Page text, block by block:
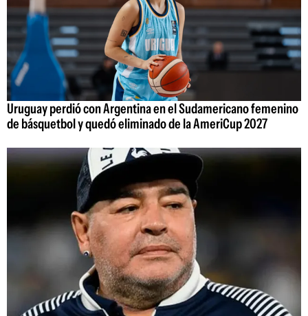
Uruguay perdió con Argentina en el Sudamericano femenino
de básquetbol y quedó eliminado de la AmeriCup 2027